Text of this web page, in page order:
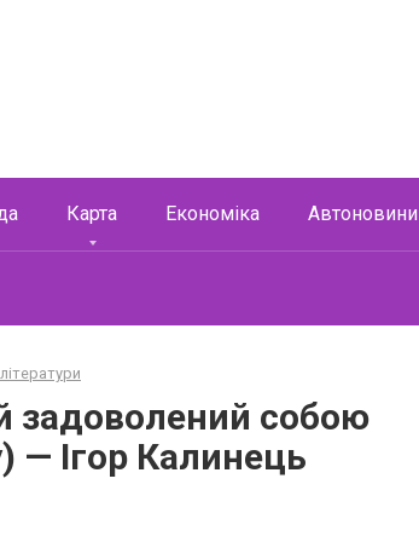
Карта Економіка Автоновини
задоволений собою
— Ігор Калинець